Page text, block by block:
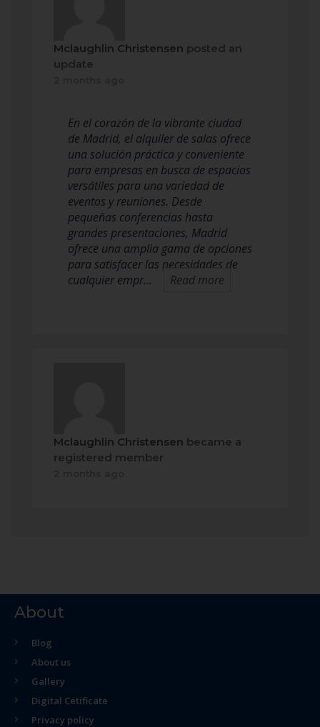
Mclaughlin Christensen posted an
update
En el corazón de la vibrante ciudad
de Madrid, el alquiler de salas ofrece
una solución práctica y conveniente
para empresas en busca de espacios
versátiles para una variedad de
eventos y reuniones. Desde
pequeñas conferencias hasta
grandes presentaciones, Madrid
ofrece una amplia gama de opciones
para satisfacer las necesidades de
cualquier empr…
Read more
Mclaughlin Christensen became a
registered member
About
Blog
About us
Gallery
Digital Cetificate
Privacy policy